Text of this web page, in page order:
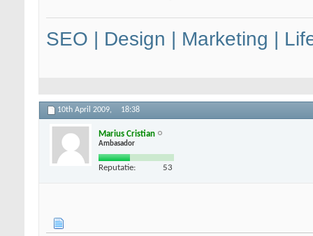
SEO | Design | Marketing |
10th April 2009, 18:38
Marius Cristian
Ambasador
Reputatie: 53